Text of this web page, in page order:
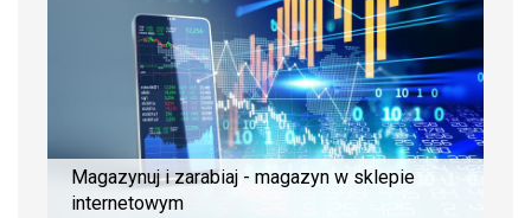
Magazynuj i zarabiaj - magazyn w sklepie
internetowym